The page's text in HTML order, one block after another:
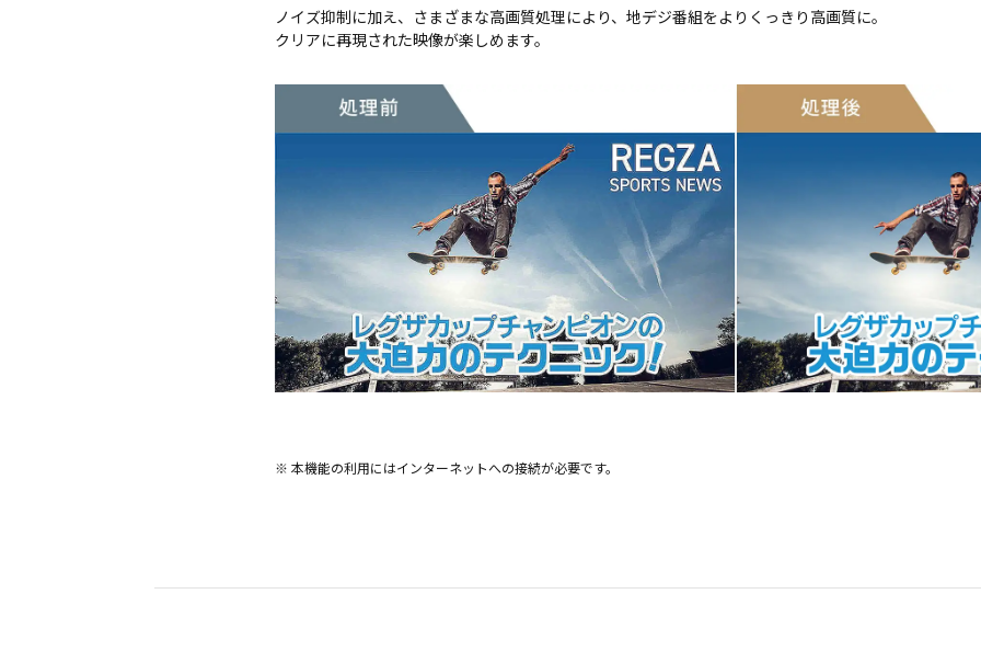
ノイズ抑制に加え、さまざまな高画質処理により、地デジ番組をよりくっきり高画質に。
クリアに再現された映像が楽しめます。
※ 本機能の利用にはインターネットへの接続が必要です。